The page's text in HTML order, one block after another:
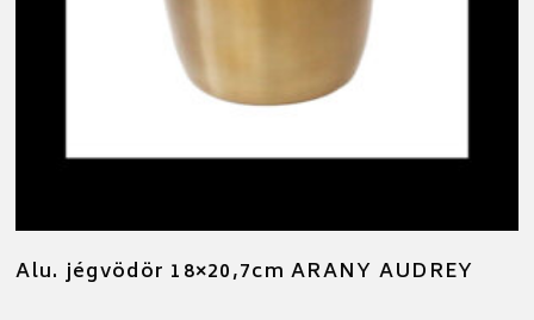
Alu. jégvödör 18×20,7cm ARANY AUDREY